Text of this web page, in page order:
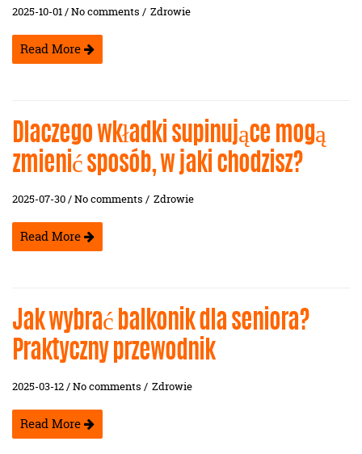
2025-10-01 / No comments / Zdrowie
Read More
Dlaczego wkładki supinujące mogą
zmienić sposób, w jaki chodzisz?
2025-07-30 / No comments / Zdrowie
Read More
Jak wybrać balkonik dla seniora?
Praktyczny przewodnik
2025-03-12 / No comments / Zdrowie
Read More